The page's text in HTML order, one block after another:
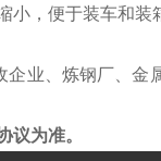
，便于装车和
业、炼钢厂、金
议为准。